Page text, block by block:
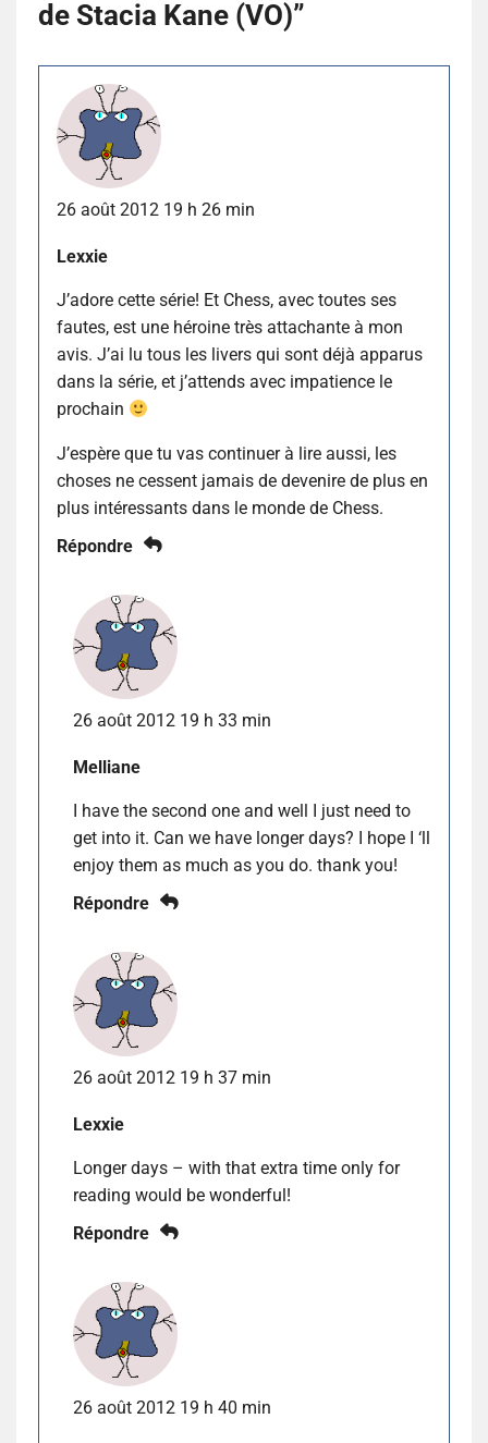
de Stacia Kane (VO)”
26 août 2012 19 h 26 min
Lexxie
J’adore cette série! Et Chess, avec toutes ses
fautes, est une héroine très attachante à mon
avis. J’ai lu tous les livers qui sont déjà apparus
dans la série, et j’attends avec impatience le
prochain
J’espère que tu vas continuer à lire aussi, les
choses ne cessent jamais de devenire de plus en
plus intéressants dans le monde de Chess.
Répondre
26 août 2012 19 h 33 min
Melliane
I have the second one and well I just need to
get into it. Can we have longer days? I hope I ‘ll
enjoy them as much as you do. thank you!
Répondre
26 août 2012 19 h 37 min
Lexxie
Longer days – with that extra time only for
reading would be wonderful!
Répondre
26 août 2012 19 h 40 min